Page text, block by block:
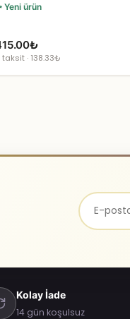
Yeni ürün
₺
taksit · 138.33₺
Kolay İade
14 gün koşulsuz